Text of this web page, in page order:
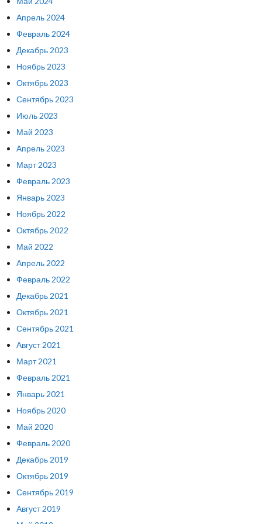
Апрель 2024
Февраль 2024
Декабрь 2023
Ноябрь 2023
Октябрь 2023
Сентябрь 2023
Июль 2023
Май 2023
Апрель 2023
Март 2023
Февраль 2023
Январь 2023
Ноябрь 2022
Октябрь 2022
Май 2022
Апрель 2022
Февраль 2022
Декабрь 2021
Октябрь 2021
Сентябрь 2021
Август 2021
Март 2021
Февраль 2021
Январь 2021
Ноябрь 2020
Май 2020
Февраль 2020
Декабрь 2019
Октябрь 2019
Сентябрь 2019
Август 2019